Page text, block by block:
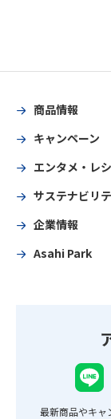
商品情報
キャンペーン
エンタメ・レ
サステナビリ
企業情報
Asahi Park
最新商品やキャ